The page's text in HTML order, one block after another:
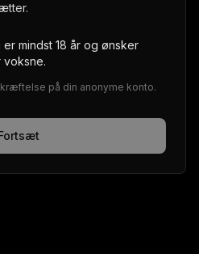
mindst 18 år og ønsker
voksne.
på din anonyme konto.